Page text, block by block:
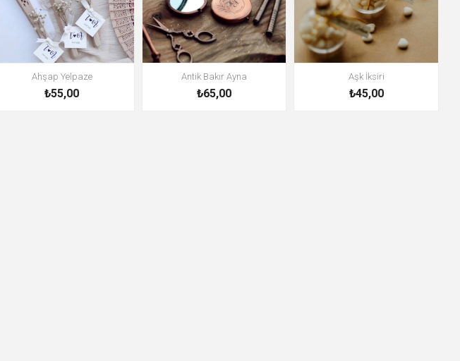
Ahşap Yelpaze
₺55,00
Antik Bakır Ayna
₺65,00
Aşk İksiri
₺45,00